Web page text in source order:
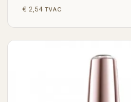
€ 2,54 TVAC